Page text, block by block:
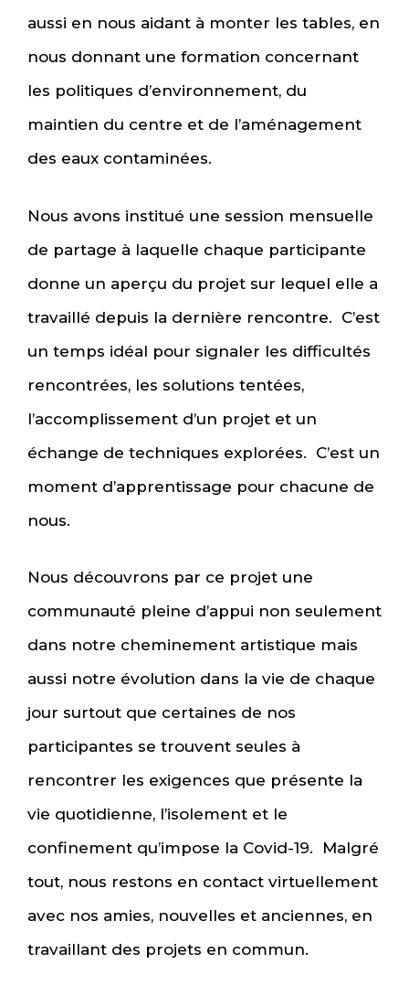
aussi en nous aidant à monter les tables, en
nous donnant une formation concernant
les politiques d’environnement, du
maintien du centre et de l’aménagement
des eaux contaminées.
Nous avons institué une session mensuelle
de partage à laquelle chaque participante
donne un aperçu du projet sur lequel elle a
travaillé depuis la dernière rencontre. C’est
un temps idéal pour signaler les difficultés
rencontrées, les solutions tentées,
l’accomplissement d’un projet et un
échange de techniques explorées. C’est un
moment d’apprentissage pour chacune de
nous.
Nous découvrons par ce projet une
communauté pleine d’appui non seulement
dans notre cheminement artistique mais
aussi notre évolution dans la vie de chaque
jour surtout que certaines de nos
participantes se trouvent seules à
rencontrer les exigences que présente la
vie quotidienne, l’isolement et le
confinement qu’impose la Covid-19. Malgré
tout, nous restons en contact virtuellement
avec nos amies, nouvelles et anciennes, en
travaillant des projets en commun.